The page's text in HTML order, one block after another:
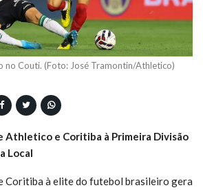
no Couti. (Foto: José Tramontin/Athletico)
Athletico e Coritiba à Primeira Divisão
Local
Coritiba à elite do futebol brasileiro gera